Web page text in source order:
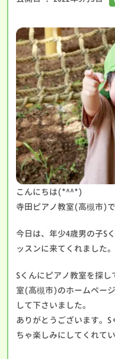
こんにちは(*^^*)
寺田ピアノ教室(高槻市)で
今日は、年少4歳男の子S
ッスンに来てくれました。
Sくんにピアノ教室を探
室(高槻市)のホームペー
して下さいました。
ありがとうございます。
ちゃ楽しみにしてくれて